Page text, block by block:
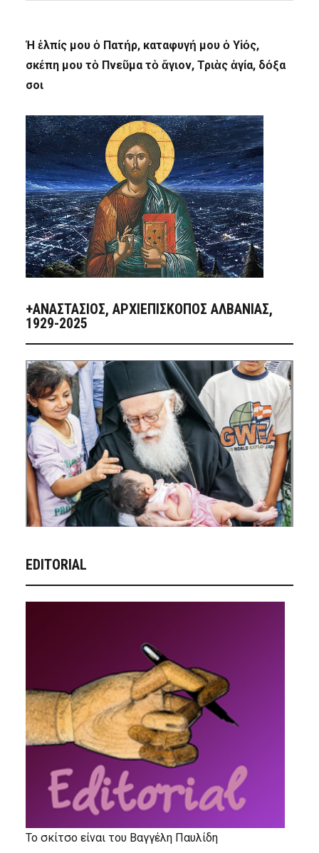
Ἡ ἐλπίς μου ὁ Πατήρ, καταφυγή μου ὁ Υἱός,
σκέπη μου τὸ Πνεῦμα τὸ ἅγιον, Τριὰς ἁγία, δόξα
σοι
+ΑΝΑΣΤΆΣΙΟΣ, ΑΡΧΙΕΠΊΣΚΟΠΟΣ ΑΛΒΑΝΊΑΣ,
1929-2025
EDITORIAL
Το σκίτσο είναι του Βαγγέλη Παυλίδη